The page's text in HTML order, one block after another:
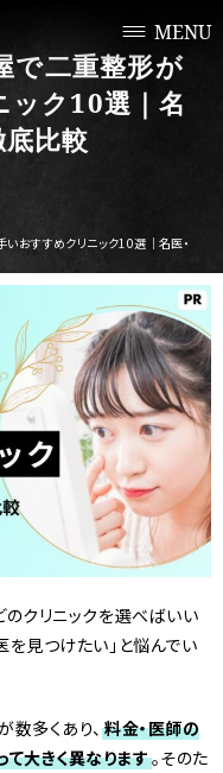
MENU
で二重整形が
ク10選｜名
比較
おすすめクリニック10選｜名医・口コ
クリニックを選べばいい
見つけたい」と悩んでい
多くあり、 料金・医師の
大きく異なります。そのた